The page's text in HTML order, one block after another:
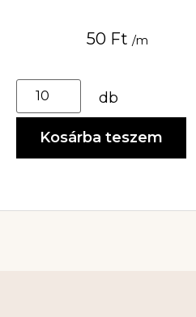
50 Ft /m
db
Kosárba teszem